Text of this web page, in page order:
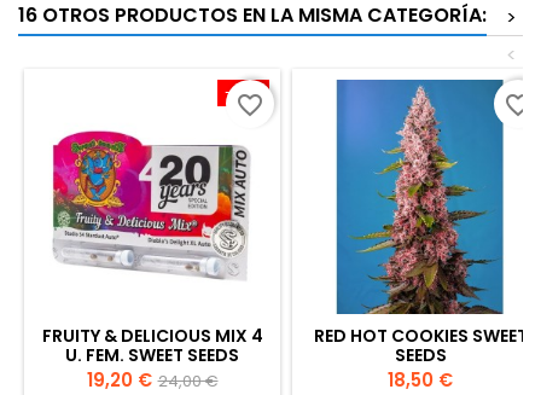
16 OTROS PRODUCTOS EN LA MISMA CATEGORÍA:
>
<
-20%
FRUITY & DELICIOUS MIX 4
U. FEM. SWEET SEEDS
Precio
19,20 € Precio
24,00 €
favorite_border
RED HOT COOKIES SWEET
SEEDS
Precio
18,50 €
favorite_border